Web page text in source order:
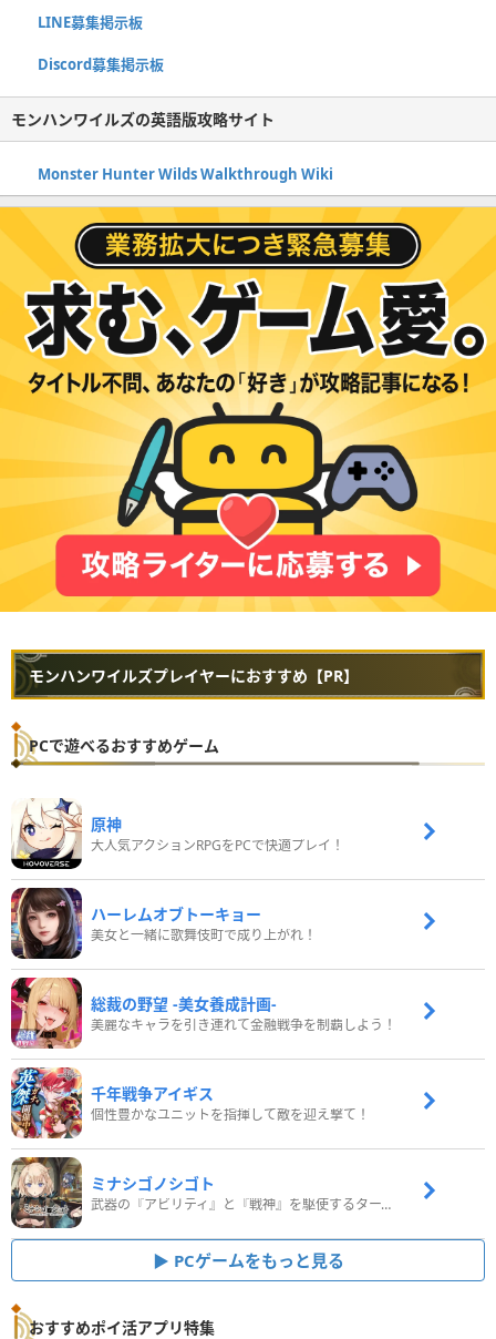
LINE募集掲示板
Discord募集掲示板
モンハンワイルズの英語版攻略サイト
Monster Hunter Wilds Walkthrough Wiki
モンハンワイルズプレイヤーにおすすめ【PR】
PCで遊べるおすすめゲーム
原神
大人気アクションRPGをPCで快適プレイ！
ハーレムオブトーキョー
美女と一緒に歌舞伎町で成り上がれ！
総裁の野望 -美女養成計画-
美麗なキャラを引き連れて金融戦争を制覇しよう！
千年戦争アイギス
個性豊かなユニットを指揮して敵を迎え撃て！
ミナシゴノシゴト
武器の『アビリティ』と『戦神』を駆使するターン制コマンドバトルRPG！
PCゲームをもっと見る
おすすめポイ活アプリ特集